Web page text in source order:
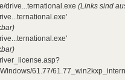
drive...ternational.exe (Links sind
61.77/